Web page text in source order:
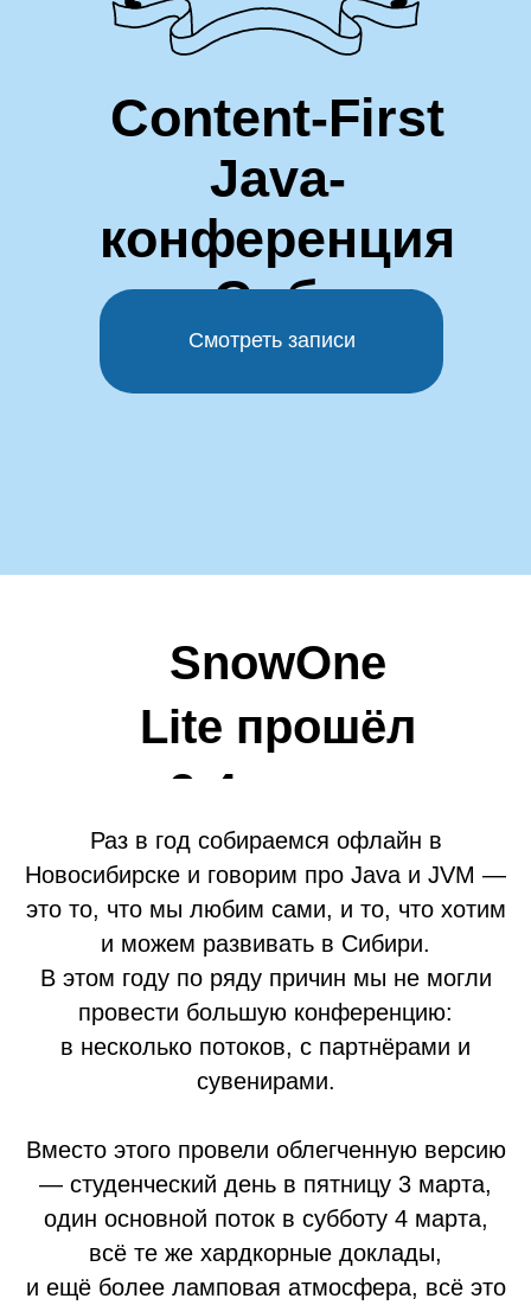
Content-First
Java-
конференция
из Сибири
Смотреть записи
SnowOne
Lite прошёл
3-4 марта
2023
Раз в год собираемся офлайн в
Новосибирске и говорим про Java и JVM —
это то, что мы любим сами, и то, что хотим
и можем развивать в Сибири.
В этом году по ряду причин мы не могли
провести большую конференцию:
в несколько потоков, с партнёрами и
сувенирами.
Вместо этого провели облегченную версию
— студенческий день в пятницу 3 марта,
один основной поток в субботу 4 марта,
всё те же хардкорные доклады,
и ещё более ламповая атмосфера, всё это